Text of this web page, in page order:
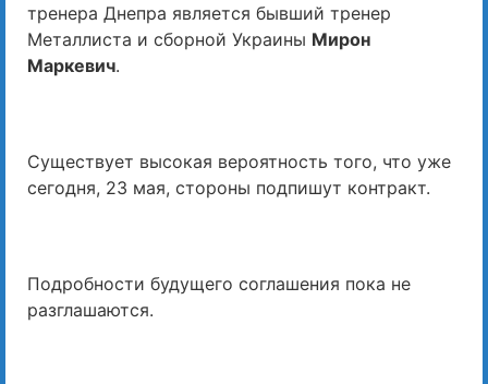
тренера Днепра является бывший тренер
Металлиста и сборной Украины Мирон
Маркевич.
Существует высокая вероятность того, что уже
сегодня, 23 мая, стороны подпишут контракт.
Подробности будущего соглашения пока не
разглашаются.